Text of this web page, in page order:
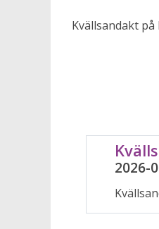
Kvällsandakt
2026-